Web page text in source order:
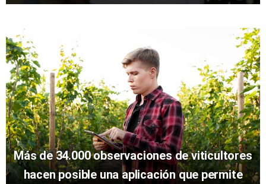
Más de 34.000 observaciones de viticultores
hacen posible una aplicación que permite